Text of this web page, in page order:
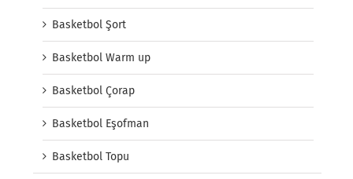
Basketbol Şort
Basketbol Warm up
Basketbol Çorap
Basketbol Eşofman
Basketbol Topu